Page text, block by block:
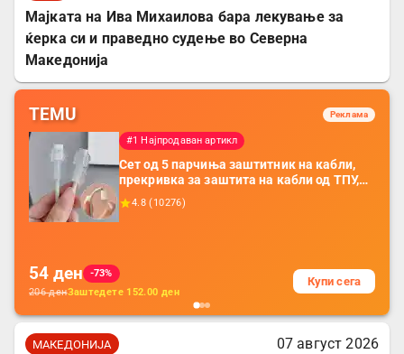
Мајката на Ива Михаилова бара лекување за
ќерка си и праведно судење во Северна
Македонија
TEMU Реклама
#1 Најпродаван артикл
Сет од 5 парчиња заштитник на кабли,
прекривка за заштита на кабли од ТПУ,
додатоци за заштита на кабли, без
батерија, за мобилни телефони, комплет
4.8 ( 10276)
54 ден
-73%
206денЗаштедете 152.00 ден
Купи сега
МАКЕДОНИЈА
07 август 2026